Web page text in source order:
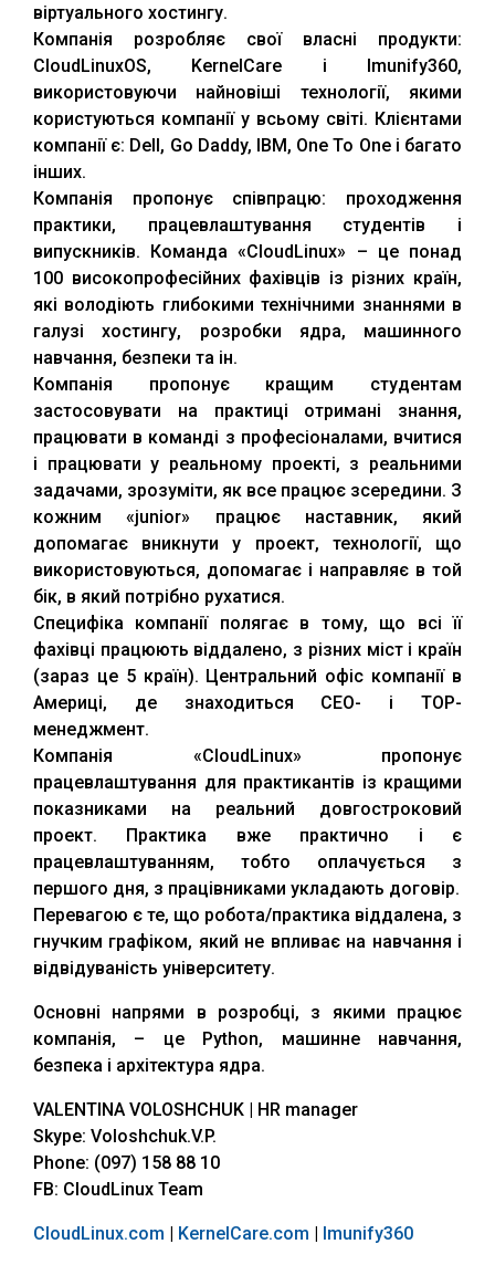
віртуального хостингу.
Компанія розробляє свої власні продукти:
CloudLinuxOS, KernelCare і Imunify360,
використовуючи найновіші технології, якими
користуються компанії у всьому світі. Клієнтами
компанії є: Dell, Go Daddy, IBM, One To One і багато
інших.
Компанія пропонує співпрацю: проходження
практики, працевлаштування студентів і
випускників. Команда «CloudLinux» – це понад
100 високопрофесійних фахівців із різних країн,
які володіють глибокими технічними знаннями в
галузі хостингу, розробки ядра, машинного
навчання, безпеки та ін.
Компанія пропонує кращим студентам
застосовувати на практиці отримані знання,
працювати в команді з професіоналами, вчитися
і працювати у реальному проекті, з реальними
задачами, зрозуміти, як все працює зсередини. З
кожним «junior» працює наставник, який
допомагає вникнути у проект, технології, що
використовуються, допомагає і направляє в той
бік, в який потрібно рухатися.
Cпецифіка компанії полягає в тому, що всі її
фахівці працюють віддалено, з різних міст і країн
(зараз це 5 країн). Центральний офіс компанії в
Америці, де знаходиться СЕО- і ТОР-
менеджмент.
Компанія «CloudLinux» пропонує
працевлаштування для практикантів із кращими
показниками на реальний довгостроковий
проект. Практика вже практично і є
працевлаштуванням, тобто оплачується з
першого дня, з працівниками укладають договір.
Перевагою є те, що робота/практика віддалена, з
гнучким графіком, який не впливає на навчання і
відвідуваність університету.
Основні напрями в розробці, з якими працює
компанія, – це Python, машинне навчання,
безпека і архітектура ядра.
VALENTINA VOLOSHCHUK | HR manager
Skype: Voloshchuk.V.P.
Phone: (097) 158 88 10
FB: CloudLinux Team
CloudLinux.com KernelCare.com Imunify360